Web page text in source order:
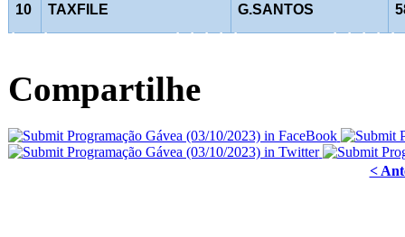
10 TAXFILE G.SANTOS
Compartilhe
<